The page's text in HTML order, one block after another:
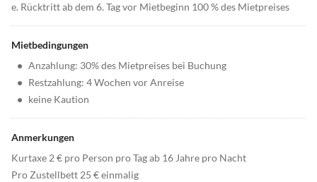
e. Rücktritt ab dem 6. Tag vor Mietbeginn 100 % des Mietpreises
Mietbedingungen
• Anzahlung: 30% des Mietpreises bei Buchung
• Restzahlung: 4 Wochen vor Anreise
• keine Kaution
Anmerkungen
Kurtaxe 2 € pro Person pro Tag ab 16 Jahre pro Nacht
Pro Zustellbett 25 € einmalig